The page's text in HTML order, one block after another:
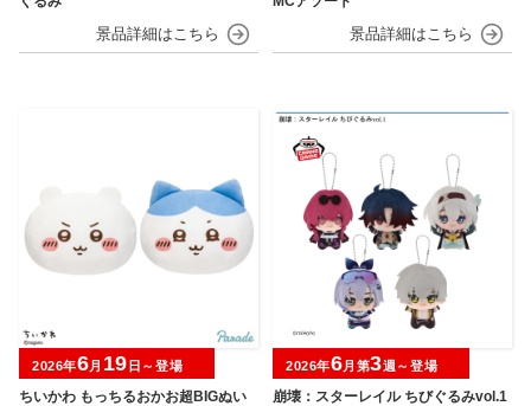
ちいかわ もっちるおかお超BIGぬい
2026年6月 19 日～登場
崩壊：スターレイル ちびぐるみvol.1
2026年6月第3週～登場